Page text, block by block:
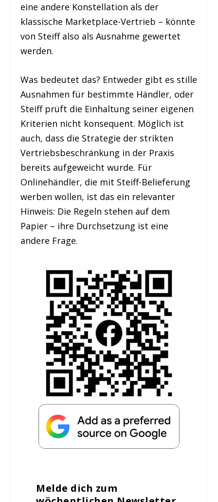
eine andere Konstellation als der
klassische Marketplace-Vertrieb – könnte
von Steiff also als Ausnahme gewertet
werden.
Was bedeutet das? Entweder gibt es stille
Ausnahmen für bestimmte Händler, oder
Steiff prüft die Einhaltung seiner eigenen
Kriterien nicht konsequent. Möglich ist
auch, dass die Strategie der strikten
Vertriebsbeschränkung in der Praxis
bereits aufgeweicht wurde. Für
Onlinehändler, die mit Steiff-Belieferung
werben wollen, ist das ein relevanter
Hinweis: Die Regeln stehen auf dem
Papier – ihre Durchsetzung ist eine
andere Frage.
Melde dich zum